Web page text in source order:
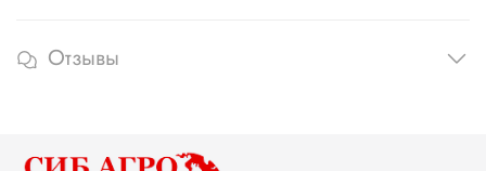
Отзывы